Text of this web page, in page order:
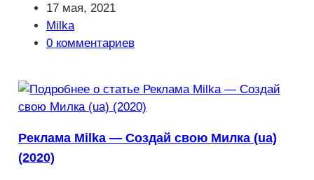
Запись
опубликована:
17 мая, 2021
Рубрика
записи:
Milka
Комментарии
0 комментариев
Реклама Milka — Создай свою Милка (ua)
(2020)